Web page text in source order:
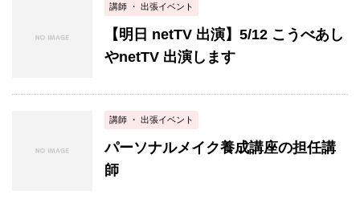
講師 ・ 出張イベント
【明日 netTV 出演】5/12 こうべあし
やnetTV 出演します
講師 ・ 出張イベント
パーソナルメイク養成講座の担任講
師